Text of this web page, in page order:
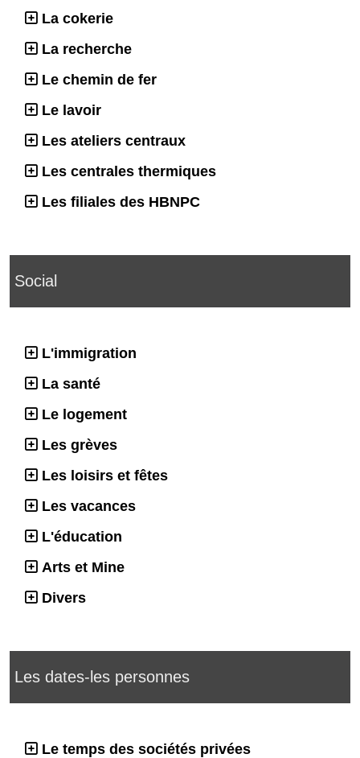
La cokerie
La recherche
Le chemin de fer
Le lavoir
Les ateliers centraux
Les centrales thermiques
Les filiales des HBNPC
Social
L'immigration
La santé
Le logement
Les grèves
Les loisirs et fêtes
Les vacances
L'éducation
Arts et Mine
Divers
Les dates-les personnes
Le temps des sociétés privées